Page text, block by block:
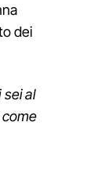
dei
sei al